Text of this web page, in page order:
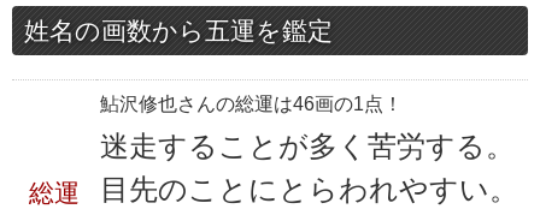
姓名の画数から五運を鑑定
総運
鮎沢修也さんの総運は46画の1点！
迷走することが多く苦労する。
目先のことにとらわれやすい。